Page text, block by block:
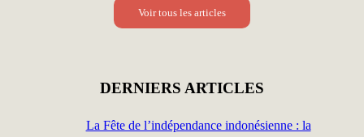
Voir tous les articles
DERNIERS ARTICLES
La Fête de l’indépendance indonésienne : la